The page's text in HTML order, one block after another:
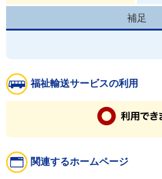
補足
福祉輸送サービスの利用
関連するホームページ